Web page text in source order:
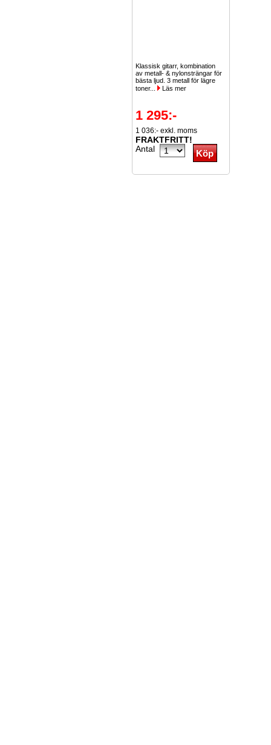
Klassisk gitarr, kombination
av metall- & nylonsträngar för
bästa ljud. 3 metall för lägre
toner...
Läs mer
1 295:-
1 036:- exkl. moms
FRAKTFRITT!
Antal